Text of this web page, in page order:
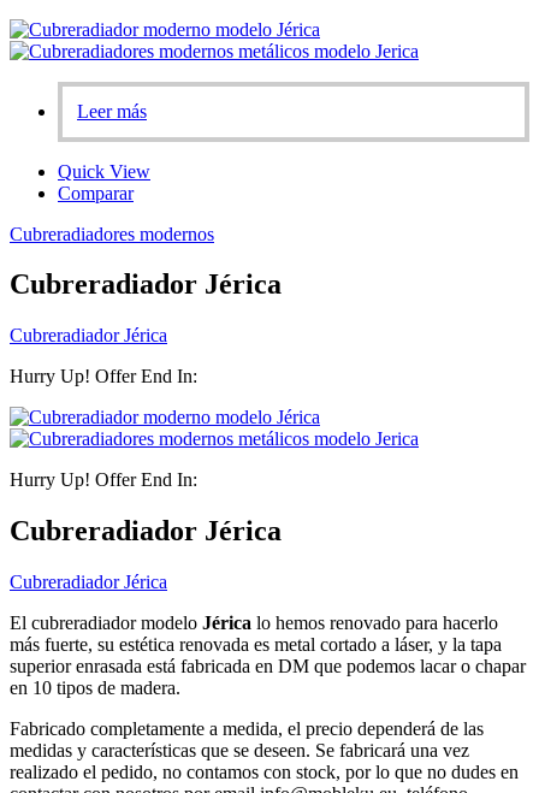
Leer más
Quick View
Comparar
Cubreradiadores modernos
Cubreradiador Jérica
Cubreradiador Jérica
Hurry Up! Offer End In:
Hurry Up! Offer End In:
Cubreradiador Jérica
Cubreradiador Jérica
El cubreradiador modelo Jérica lo hemos renovado para hacerlo
más fuerte, su estética renovada es metal cortado a láser, y la tapa
superior enrasada está fabricada en DM que podemos lacar o chapar
en 10 tipos de madera.
Fabricado completamente a medida, el precio dependerá de las
medidas y características que se deseen. Se fabricará una vez
realizado el pedido, no contamos con stock, por lo que no dudes en